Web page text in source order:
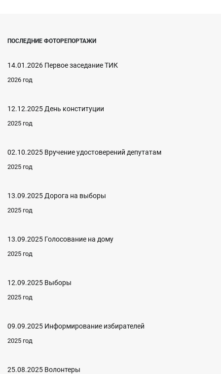
ПОСЛЕДНИЕ ФОТОРЕПОРТАЖИ
14.01.2026 Первое заседание ТИК
2026 год
12.12.2025 День конституции
2025 год
02.10.2025 Вручение удостоверений депутатам
2025 год
13.09.2025 Дорога на выборы
2025 год
13.09.2025 Голосование на дому
2025 год
12.09.2025 Выборы
2025 год
09.09.2025 Информирование избирателей
2025 год
25.08.2025 Волонтеры